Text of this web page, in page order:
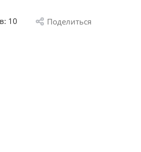
10 Поделиться